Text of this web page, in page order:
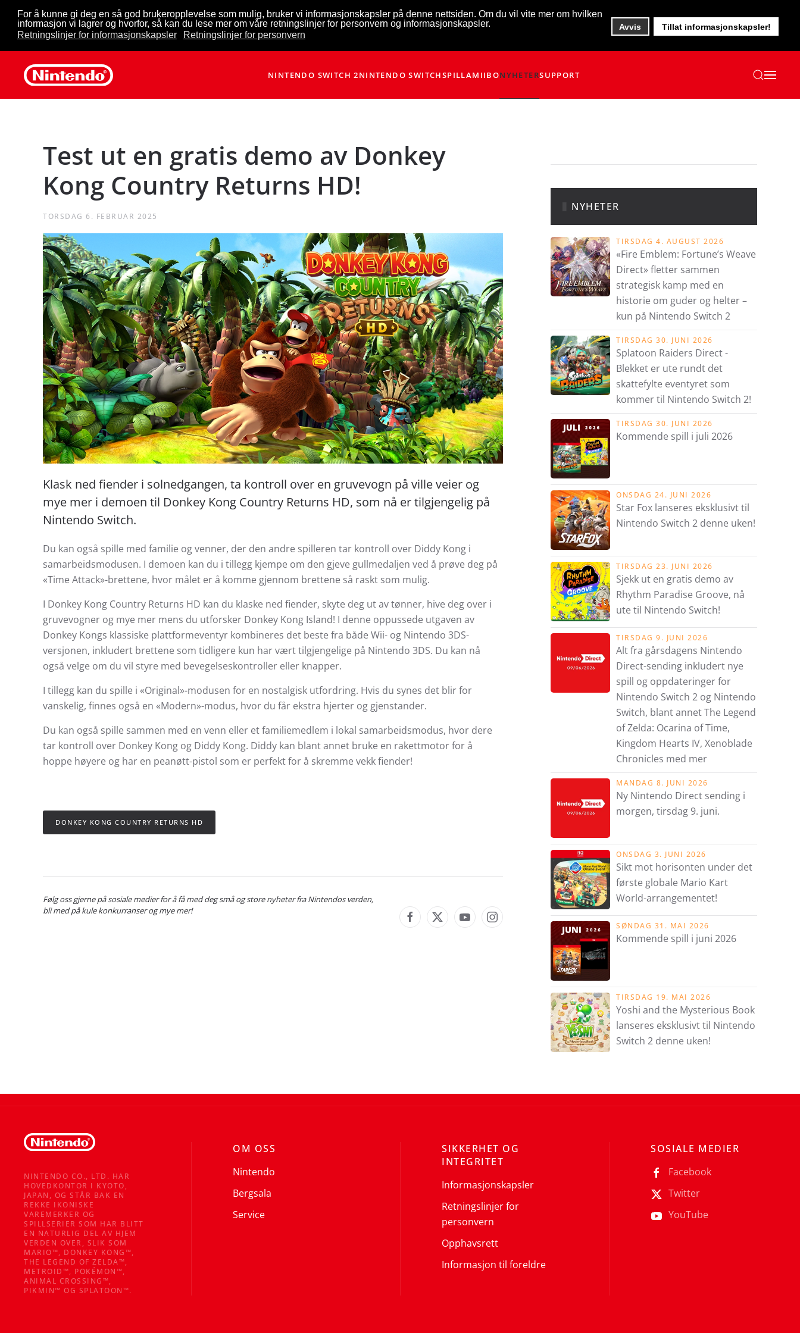
For å kunne gi deg en så god brukeropplevelse som mulig, bruker vi informasjonskapsler på denne nettsiden. Om du vil vite mer om hvilken
informasjon vi lagrer og hvorfor, så kan du lese mer om våre retningslinjer for personvern og informasjonskapsler.
Retningslinjer for informasjonskapsler
Retningslinjer for personvern
Avvis Tillat informasjonskapsler!
Skip to main content
NINTENDO SWITCH 2NINTENDO SWITCHSPILLAMIIBONYHETERSUPPORT
Test ut en gratis demo av Donkey
Kong Country Returns HD!
TORSDAG 6. FEBRUAR 2025
Klask ned fiender i solnedgangen, ta kontroll over en gruvevogn på ville veier og
mye mer i demoen til Donkey Kong Country Returns HD, som nå er tilgjengelig på
Nintendo Switch.
Du kan også spille med familie og venner, der den andre spilleren tar kontroll over Diddy Kong i
samarbeidsmodusen. I demoen kan du i tillegg kjempe om den gjeve gullmedaljen ved å prøve deg på
«Time Attack»-brettene, hvor målet er å komme gjennom brettene så raskt som mulig.
I Donkey Kong Country Returns HD kan du klaske ned fiender, skyte deg ut av tønner, hive deg over i
gruvevogner og mye mer mens du utforsker Donkey Kong Island! I denne oppussede utgaven av
Donkey Kongs klassiske plattformeventyr kombineres det beste fra både Wii- og Nintendo 3DS-
versjonen, inkludert brettene som tidligere kun har vært tilgjengelige på Nintendo 3DS. Du kan nå
også velge om du vil styre med bevegelseskontroller eller knapper.
I tillegg kan du spille i «Original»-modusen for en nostalgisk utfordring. Hvis du synes det blir for
vanskelig, finnes også en «Modern»-modus, hvor du får ekstra hjerter og gjenstander.
Du kan også spille sammen med en venn eller et familiemedlem i lokal samarbeidsmodus, hvor dere
tar kontroll over Donkey Kong og Diddy Kong. Diddy kan blant annet bruke en rakettmotor for å
hoppe høyere og har en peanøtt-pistol som er perfekt for å skremme vekk fiender!
DONKEY KONG COUNTRY RETURNS HD
Følg oss gjerne på sosiale medier for å få med deg små og store nyheter fra Nintendos verden,
bli med på kule konkurranser og mye mer!
NYHETER
TIRSDAG 4. AUGUST 2026
«Fire Emblem: Fortune’s Weave
Direct» fletter sammen
strategisk kamp med en
historie om guder og helter –
kun på Nintendo Switch 2
TIRSDAG 30. JUNI 2026
Splatoon Raiders Direct -
Blekket er ute rundt det
skattefylte eventyret som
kommer til Nintendo Switch 2!
TIRSDAG 30. JUNI 2026
Kommende spill i juli 2026
ONSDAG 24. JUNI 2026
Star Fox lanseres eksklusivt til
Nintendo Switch 2 denne uken!
TIRSDAG 23. JUNI 2026
Sjekk ut en gratis demo av
Rhythm Paradise Groove, nå
ute til Nintendo Switch!
TIRSDAG 9. JUNI 2026
Alt fra gårsdagens Nintendo
Direct-sending inkludert nye
spill og oppdateringer for
Nintendo Switch 2 og Nintendo
Switch, blant annet The Legend
of Zelda: Ocarina of Time,
Kingdom Hearts IV, Xenoblade
Chronicles med mer
MANDAG 8. JUNI 2026
Ny Nintendo Direct sending i
morgen, tirsdag 9. juni.
ONSDAG 3. JUNI 2026
Sikt mot horisonten under det
første globale Mario Kart
World-arrangementet!
SØNDAG 31. MAI 2026
Kommende spill i juni 2026
TIRSDAG 19. MAI 2026
Yoshi and the Mysterious Book
lanseres eksklusivt til Nintendo
Switch 2 denne uken!
NINTENDO CO., LTD. HAR
HOVEDKONTOR I KYOTO,
JAPAN, OG STÅR BAK EN
REKKE IKONISKE
VAREMERKER OG
SPILLSERIER SOM HAR BLITT
EN NATURLIG DEL AV HJEM
VERDEN OVER, SLIK SOM
MARIO™, DONKEY KONG™,
THE LEGEND OF ZELDA™,
METROID™, POKÉMON™,
ANIMAL CROSSING™,
PIKMIN™ OG SPLATOON™.
OM OSS
Nintendo
Bergsala
Service
SIKKERHET OG
INTEGRITET
Informasjonskapsler
Retningslinjer for
personvern
Opphavsrett
Informasjon til foreldre
SOSIALE MEDIER
Facebook
Twitter
YouTube